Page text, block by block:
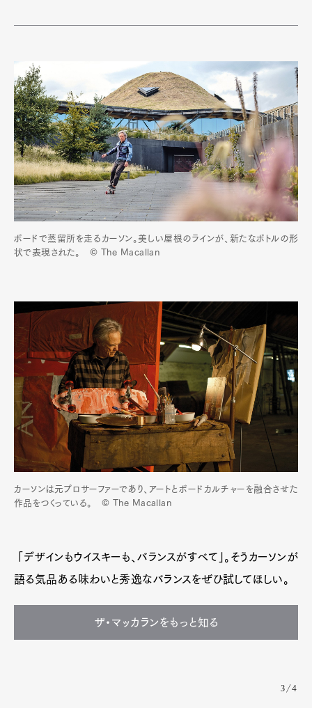
ボードで蒸留所を走るカーソン。美しい屋根のラインが、新たなボトルの形
状で表現された。 © The Macallan
カーソンは元プロサーファーであり、アートとボードカルチャーを融合させた
作品をつくっている。 © The Macallan
「デザインもウイスキーも、バランスがすべて」。そうカーソンが
語る気品ある味わいと秀逸なバランスをぜひ試してほしい。
ザ・マッカランをもっと知る
3/4